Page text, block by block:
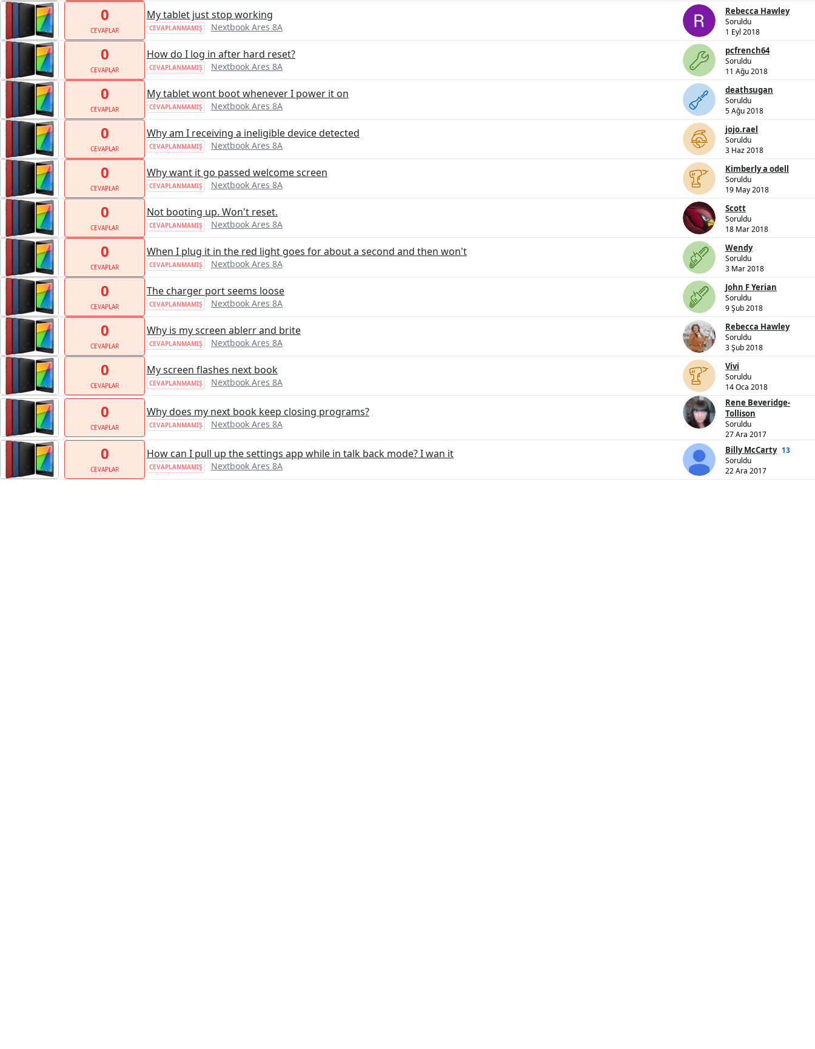
0
CEVAPLAR
My tablet just stop working
CEVAPLANMAMIŞ Nextbook Ares 8A
Rebecca Hawley
Soruldu
1 Eyl 2018
0
CEVAPLAR
How do I log in after hard reset?
CEVAPLANMAMIŞ Nextbook Ares 8A
pcfrench64
Soruldu
11 Ağu 2018
0
CEVAPLAR
My tablet wont boot whenever I power it on
CEVAPLANMAMIŞ Nextbook Ares 8A
deathsugan
Soruldu
5 Ağu 2018
0
CEVAPLAR
Why am I receiving a ineligible device detected
CEVAPLANMAMIŞ Nextbook Ares 8A
jojo.rael
Soruldu
3 Haz 2018
0
CEVAPLAR
Why want it go passed welcome screen
CEVAPLANMAMIŞ Nextbook Ares 8A
Kimberly a odell
Soruldu
19 May 2018
0
CEVAPLAR
Not booting up. Won't reset.
CEVAPLANMAMIŞ Nextbook Ares 8A
Scott
Soruldu
18 Mar 2018
0
CEVAPLAR
When I plug it in the red light goes for about a second and then won't
CEVAPLANMAMIŞ Nextbook Ares 8A
Wendy
Soruldu
3 Mar 2018
0
CEVAPLAR
The charger port seems loose
CEVAPLANMAMIŞ Nextbook Ares 8A
John F Yerian
Soruldu
9 Şub 2018
0
CEVAPLAR
Why is my screen ablerr and brite
CEVAPLANMAMIŞ Nextbook Ares 8A
Rebecca Hawley
Soruldu
3 Şub 2018
0
CEVAPLAR
My screen flashes next book
CEVAPLANMAMIŞ Nextbook Ares 8A
Vivi
Soruldu
14 Oca 2018
0
CEVAPLAR
Why does my next book keep closing programs?
CEVAPLANMAMIŞ Nextbook Ares 8A
Rene Beveridge-
Tollison
Soruldu
27 Ara 2017
0
CEVAPLAR
How can I pull up the settings app while in talk back mode? I wan it
CEVAPLANMAMIŞ Nextbook Ares 8A
Billy McCarty 13
Soruldu
22 Ara 2017